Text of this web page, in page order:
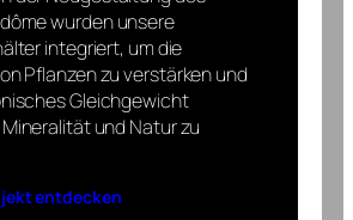
wurden unsere
integriert, um die
Pflanzen zu verstärken und
Gleichgewicht
und Natur zu
entdecken